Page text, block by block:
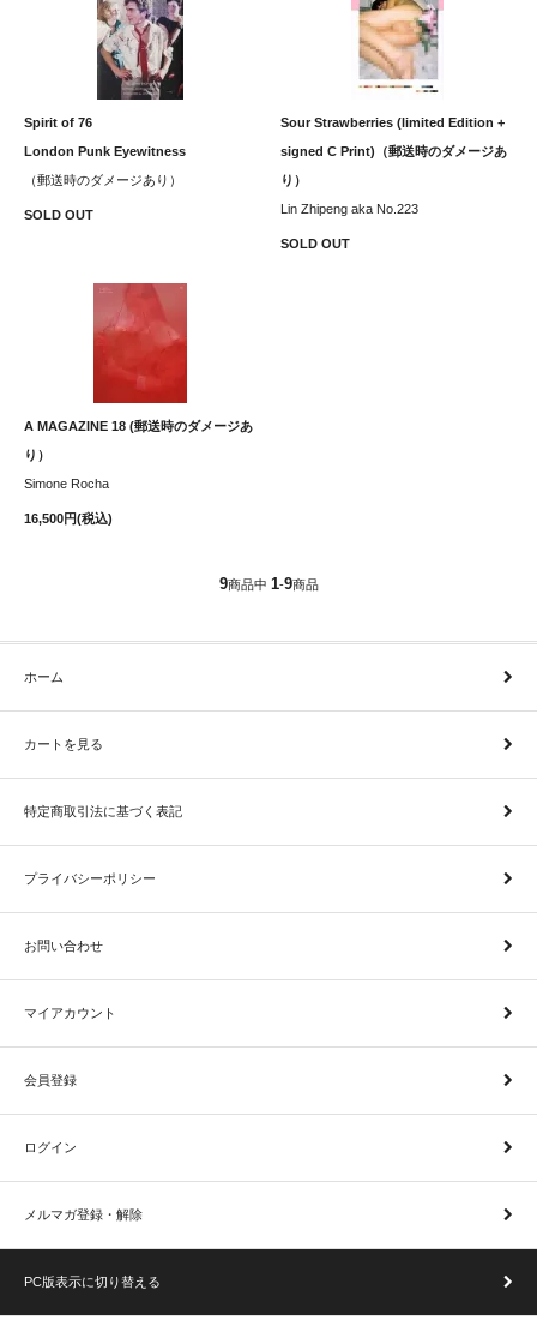
Spirit of 76
London Punk Eyewitness
（郵送時のダメージあり）
SOLD OUT
Sour Strawberries (limited Edition +
signed C Print)（郵送時のダメージあ
り）
Lin Zhipeng aka No.223
SOLD OUT
A MAGAZINE 18 (郵送時のダメージあ
り）
Simone Rocha
16,500円(税込)
9商品中 1-9商品
ホーム
カートを見る
特定商取引法に基づく表記
プライバシーポリシー
お問い合わせ
マイアカウント
会員登録
ログイン
メルマガ登録・解除
PC版表示に切り替える